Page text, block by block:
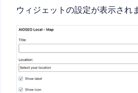
ウィジェットの設定が表示され